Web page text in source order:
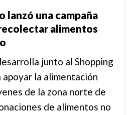
lanzó una campaña
alimentos
junto al Shopping
apoyar la alimentación
de la zona norte de
de alimentos no